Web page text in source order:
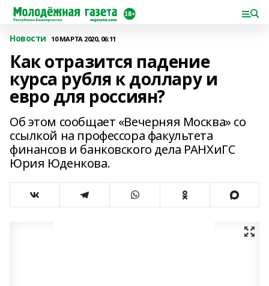
Новости 10 МАРТА 2020, 06:11
Как отразится падение
курса рубля к доллару и
евро для россиян?
Об этом сообщает «Вечерняя Москва» со
ссылкой на профессора факультета
финансов и банковского дела РАНХиГС
Юрия Юденкова.